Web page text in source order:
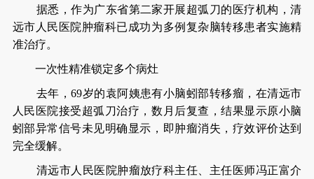
据悉，作为广东省第二家开展超弧刀的医疗机构，清
远市人民医院肿瘤科已成功为多例复杂脑转移患者实施精
准治疗。
一次性精准锁定多个病灶
去年，69岁的袁阿姨患有小脑蚓部转移瘤，在清远市
人民医院接受超弧刀治疗，数月后复查，结果显示原小脑
蚓部异常信号未见明确显示，即肿瘤消失，疗效评价达到
完全缓解。
清远市人民医院肿瘤放疗科主任、主任医师冯正富介